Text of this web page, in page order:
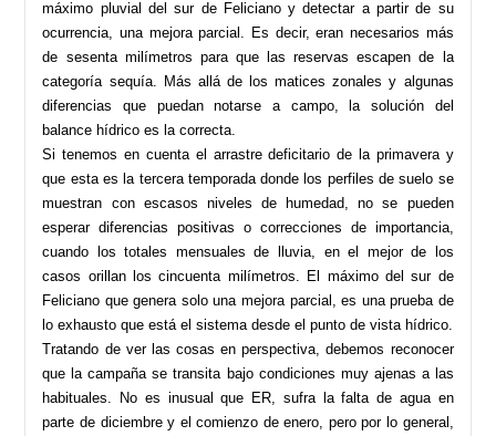
máximo pluvial del sur de Feliciano y detectar a partir de su
ocurrencia, una mejora parcial. Es decir, eran necesarios más
de sesenta milímetros para que las reservas escapen de la
categoría sequía. Más allá de los matices zonales y algunas
diferencias que puedan notarse a campo, la solución del
balance hídrico es la correcta.
Si tenemos en cuenta el arrastre deficitario de la primavera y
que esta es la tercera temporada donde los perfiles de suelo se
muestran con escasos niveles de humedad, no se pueden
esperar diferencias positivas o correcciones de importancia,
cuando los totales mensuales de lluvia, en el mejor de los
casos orillan los cincuenta milímetros. El máximo del sur de
Feliciano que genera solo una mejora parcial, es una prueba de
lo exhausto que está el sistema desde el punto de vista hídrico.
Tratando de ver las cosas en perspectiva, debemos reconocer
que la campaña se transita bajo condiciones muy ajenas a las
habituales. No es inusual que ER, sufra la falta de agua en
parte de diciembre y el comienzo de enero, pero por lo general,